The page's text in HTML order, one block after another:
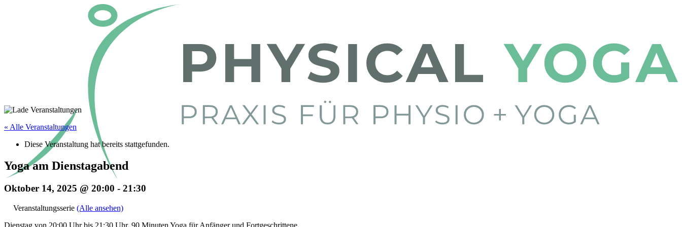
« Alle Veranstaltungen
Diese Veranstaltung hat bereits stattgefunden.
Yoga am Dienstagabend
Oktober 14, 2025 @ 20:00 - 21:30
Veranstaltungsserie (Alle ansehen)
Dienstag von 20:00 Uhr bis 21:30 Uhr. 90 Minuten Yoga für Anfänger und Fortgeschrittene.